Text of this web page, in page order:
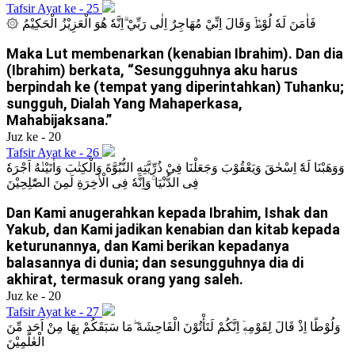
Tafsir Ayat ke - 25
۞ فَاٰمَنَ لَهٗ لُوْطٌۘ وَقَالَ اِنِّيْ مُهَاجِرٌ اِلٰى رَبِّيْ ۗاِنَّهٗ هُوَ الْعَزِيْزُ الْحَكِيْمُ
Maka Lut membenarkan (kenabian Ibrahim). Dan dia
(Ibrahim) berkata, “Sesungguhnya aku harus
berpindah ke (tempat yang diperintahkan) Tuhanku;
sungguh, Dialah Yang Mahaperkasa,
Mahabijaksana.”
Juz ke - 20
Tafsir Ayat ke - 26
وَوَهَبْنَا لَهٗٓ اِسْحٰقَ وَيَعْقُوْبَ وَجَعَلْنَا فِيْ ذُرِّيَّتِهِ النُّبُوَّةَ وَالْكِتٰبَ وَاٰتَيْنٰهُ اَجْرَهٗ
فِى الدُّنْيَا ۚوَاِنَّهٗ فِى الْاٰخِرَةِ لَمِنَ الصّٰلِحِيْنَ
Dan Kami anugerahkan kepada Ibrahim, Ishak dan
Yakub, dan Kami jadikan kenabian dan kitab kepada
keturunannya, dan Kami berikan kepadanya
balasannya di dunia; dan sesungguhnya dia di
akhirat, termasuk orang yang saleh.
Juz ke - 20
Tafsir Ayat ke - 27
وَلُوْطًا اِذْ قَالَ لِقَوْمِهٖٓ اِنَّكُمْ لَتَأْتُوْنَ الْفَاحِشَةَ ۖمَا سَبَقَكُمْ بِهَا مِنْ اَحَدٍ مِّنَ
الْعٰلَمِيْنَ